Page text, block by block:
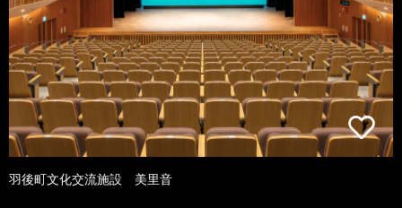
羽後町文化交流施設 美里音